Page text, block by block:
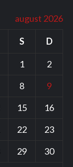
august 2026
S D
1
2
8
9
15
16
22
23
29
30